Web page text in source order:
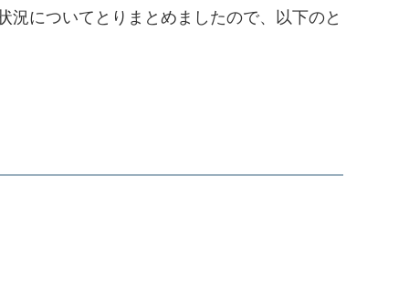
についてとりまとめましたので、以下のと